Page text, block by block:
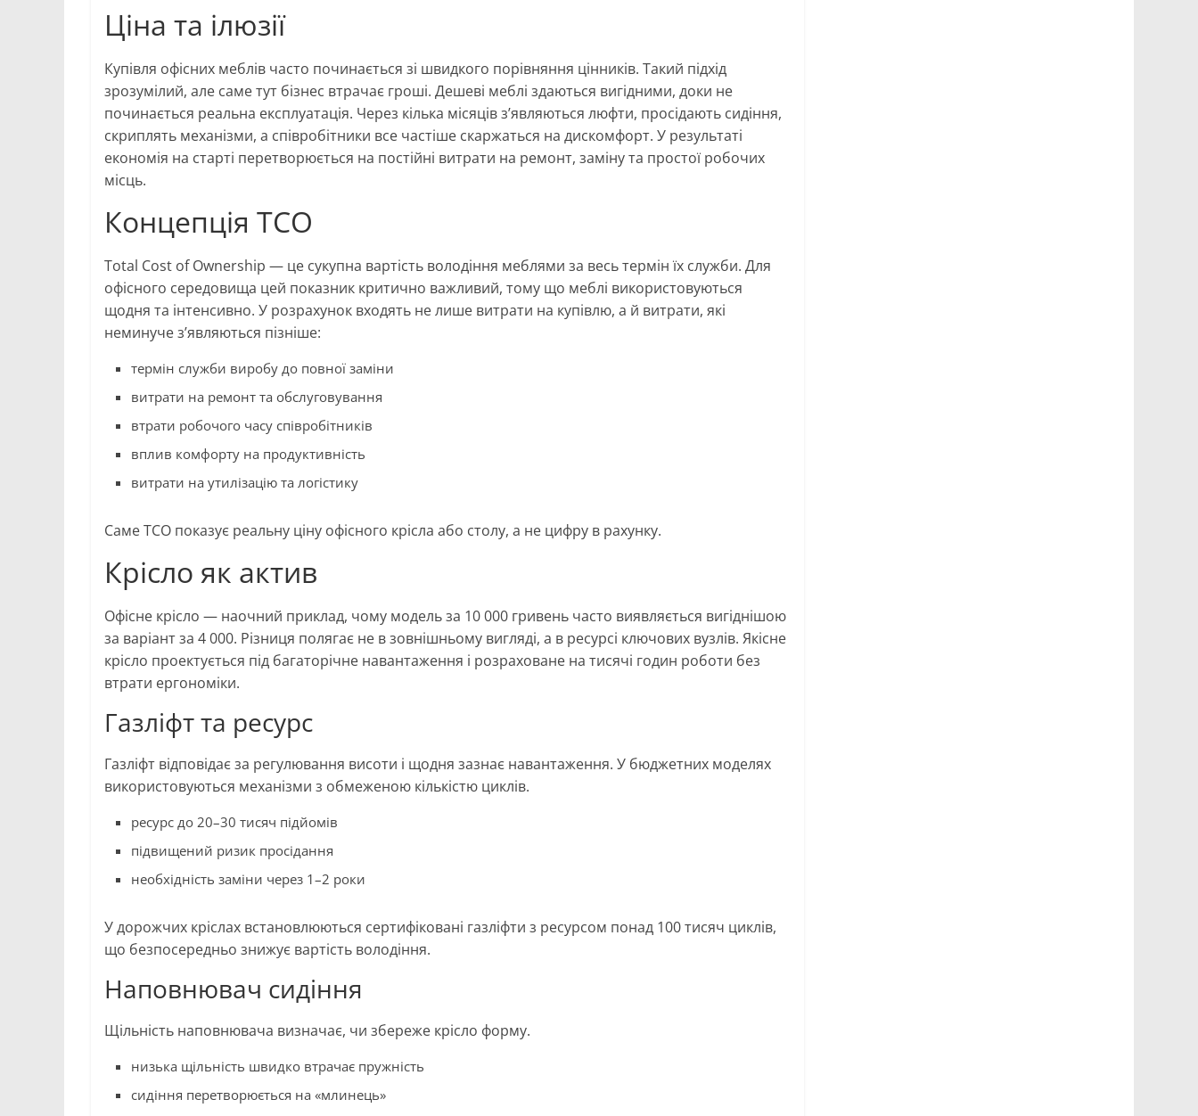
Ціна та ілюзії
Купівля офісних меблів часто починається зі швидкого порівняння цінників. Такий підхід
зрозумілий, але саме тут бізнес втрачає гроші. Дешеві меблі здаються вигідними, доки не
починається реальна експлуатація. Через кілька місяців з’являються люфти, просідають сидіння,
скриплять механізми, а співробітники все частіше скаржаться на дискомфорт. У результаті
економія на старті перетворюється на постійні витрати на ремонт, заміну та простої робочих
місць.
Концепція TCO
Total Cost of Ownership — це сукупна вартість володіння меблями за весь термін їх служби. Для
офісного середовища цей показник критично важливий, тому що меблі використовуються
щодня та інтенсивно. У розрахунок входять не лише витрати на купівлю, а й витрати, які
неминуче з’являються пізніше:
термін служби виробу до повної заміни
витрати на ремонт та обслуговування
втрати робочого часу співробітників
вплив комфорту на продуктивність
витрати на утилізацію та логістику
Саме TCO показує реальну ціну офісного крісла або столу, а не цифру в рахунку.
Крісло як актив
Офісне крісло — наочний приклад, чому модель за 10 000 гривень часто виявляється вигіднішою
за варіант за 4 000. Різниця полягає не в зовнішньому вигляді, а в ресурсі ключових вузлів. Якісне
крісло проектується під багаторічне навантаження і розраховане на тисячі годин роботи без
втрати ергономіки.
Газліфт та ресурс
Газліфт відповідає за регулювання висоти і щодня зазнає навантаження. У бюджетних моделях
використовуються механізми з обмеженою кількістю циклів.
ресурс до 20–30 тисяч підйомів
підвищений ризик просідання
необхідність заміни через 1–2 роки
У дорожчих кріслах встановлюються сертифіковані газліфти з ресурсом понад 100 тисяч циклів,
що безпосередньо знижує вартість володіння.
Наповнювач сидіння
Щільність наповнювача визначає, чи збереже крісло форму.
низька щільність швидко втрачає пружність
сидіння перетворюється на «млинець»